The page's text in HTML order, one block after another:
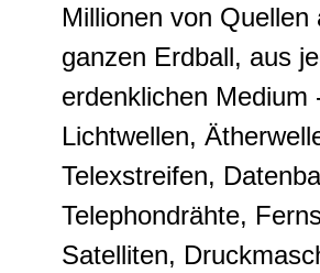
Millionen von Quellen
ganzen Erdball, aus
erdenklichen Medium
Lichtwellen,
Telexstreifen,
Telephondrähte,
Satelliten,